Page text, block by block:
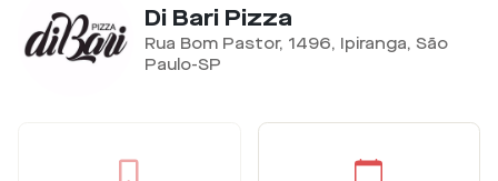
Di Bari Pizza
Rua Bom Pastor, 1496, Ipiranga, São
Paulo-SP